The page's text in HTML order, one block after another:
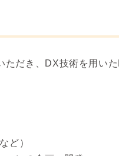
だき、DX技術を用い
ど）